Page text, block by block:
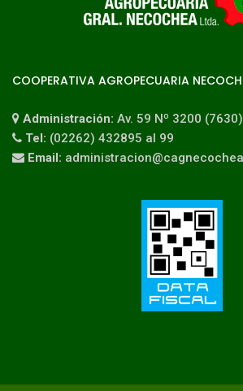
COOPERATIVA AGROPECUARIA
Administración: Av. 59 Nº 3200 (7630)
Tel: (02262) 432895 al 99
Email: